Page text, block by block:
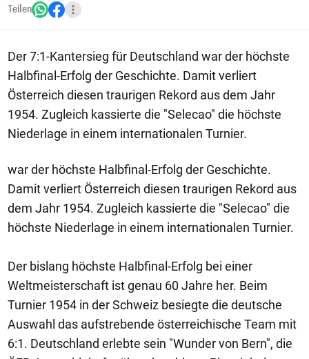
Teilen
Der 7:1-Kantersieg für Deutschland war der höchste
Halbfinal-Erfolg der Geschichte. Damit verliert
Österreich diesen traurigen Rekord aus dem Jahr
1954. Zugleich kassierte die "Selecao" die höchste
Niederlage in einem internationalen Turnier.
war der höchste Halbfinal-Erfolg der Geschichte.
Damit verliert Österreich diesen traurigen Rekord aus
dem Jahr 1954. Zugleich kassierte die "Selecao" die
höchste Niederlage in einem internationalen Turnier.
Der bislang höchste Halbfinal-Erfolg bei einer
Weltmeisterschaft ist genau 60 Jahre her. Beim
Turnier 1954 in der Schweiz besiegte die deutsche
Auswahl das aufstrebende österreichische Team mit
6:1. Deutschland erlebte sein "Wunder von Bern", die